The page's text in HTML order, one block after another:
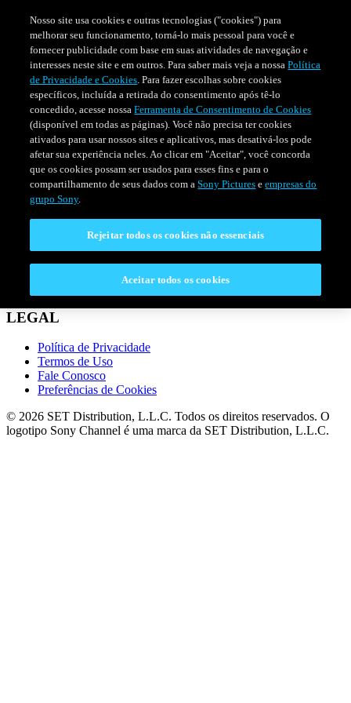
SÉRIESPROGRAMAÇÃO
CONECTAR
Perguntas Frequentes
LEGAL
Política de Privacidade
Termos de Uso
Fale Conosco
Preferências de Cookies
© 2026 SET Distribution, L.L.C. Todos os direitos reservados. O
logotipo Sony Channel é uma marca da SET Distribution, L.L.C.
Nosso site usa cookies e outras tecnologias ("cookies") para
melhorar seu funcionamento, torná-lo mais pessoal para você e
fornecer publicidade com base em suas atividades de navegação e
interesses neste site e em outros. Para saber mais veja a nossaPolítica
de Privacidade e Cookies. Para fazer escolhas sobre cookies
específicos, incluída a retirada do consentimento após tê-lo
concedido, acesse nossaFerramenta de Consentimento de Cookies
(disponível em todas as páginas). Você não precisa ter cookies
ativados para usar nossos sites e aplicativos, mas desativá-los pode
afetar sua experiência neles. Ao clicar em "Aceitar", você concorda
que os cookies possam ser usados para esses fins e para o
compartilhamento de seus dados com aSony Pictures eempresas do
grupo Sony.
Rejeitar todos os cookies não essenciais
Aceitar todos os cookies